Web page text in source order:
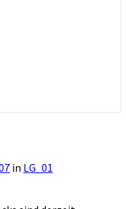
in LG_01